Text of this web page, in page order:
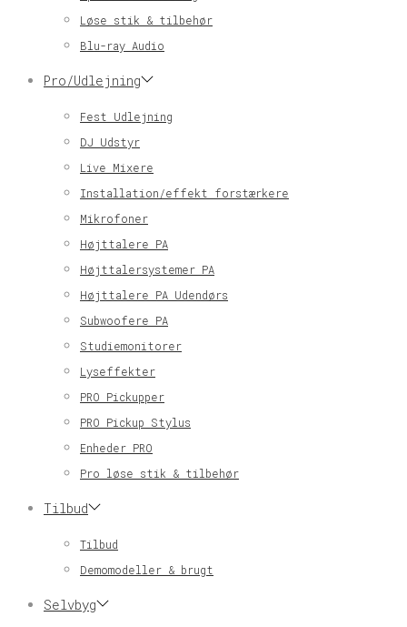
Løse stik & tilbehør
Blu-ray Audio
Pro/Udlejning
Fest Udlejning
DJ Udstyr
Live Mixere
Installation/effekt forstærkere
Mikrofoner
Højttalere PA
Højttalersystemer PA
Højttalere PA Udendørs
Subwoofere PA
Studiemonitorer
Lyseffekter
PRO Pickupper
PRO Pickup Stylus
Enheder PRO
Pro løse stik & tilbehør
Tilbud
Tilbud
Demomodeller & brugt
Selvbyg